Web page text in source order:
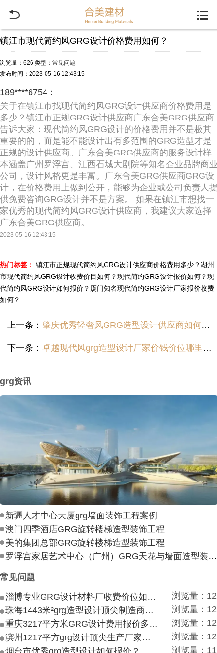
 
镇江市现代简约风GRG设计价格费用如何？
浏览量：626 类型： 常见问题
发布时间：2023-05-16 12:43:15
189****6754：
关于在镇江市找现代简约风GRG设计供应商价格费用是
多少？镇江市正规GRG设计供应商广东合美GRG供应商
告诉大家：现代简约风GRG设计的价格费用并不是极其
重要的的，而是能不能设计出有多范围的GRG造型才是
正规的设计供应商。广东合美GRG供应商的服务设计样
本涵盖广州罗浮宫、江西石城大剧院等知名企业品牌商
公司，设计风格更是丰富。广东合美GRG供应商GRG设
计，在价格费用上做到公开，能够为企业或公司负责人
供免费咨询GRG设计并不是方案。 如果在镇江市想找一
家优秀的现代简约风GRG设计供应商，我建议大家选择
广东合美GRG供应商。
2023-05-16 12:43:15
热门标签： 镇江市正规现代简约风GRG设计供应商价格费用多少？湖州
市现代简约风GRG设计收费价目如何？现代简约GRG设计报价如何？现
代简约风GRG设计如何报价？ 厦门知名现代简约GRG设计厂家报价收费
如何？
上一条： 肇庆优秀轻奢风GRG造型设计供应商如何报价？
下一条： 卓越现代风grg造型设计厂家价钱价位哪里便宜？
grg资讯
新疆人才中心大厦grg墙面装饰工程案例
澳门四季酒店GRG旋转楼梯造型装饰工程
美的集团总部GRG旋转楼梯造型装饰工程
罗浮宫家居艺术中心（广州）GRG天花与墙面造型装饰工程
常见问题
淄博专业GRG设计材料厂收费价位如何？
浏览量：
珠海1443米²grg造型设计顶尖制造商付费付费多少？
浏览量：
重庆3217平方米GRG设计费用报价多少？
浏览量：
滨州1217平方grg设计顶尖生产厂家价目如何？
浏览量：
烟台市优秀grg造型设计如何报价？
浏览量：